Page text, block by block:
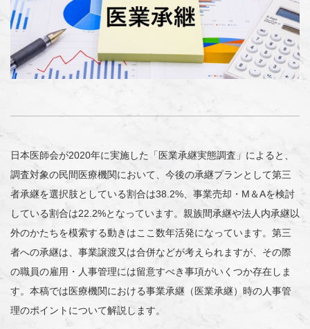
日本医師会が2020年に実施した「医業承継実態調査」によると、
調査対象の民間医療機関において、今後の承継プランとして第三
者承継を選択肢としている割合は38.2%、事業売却・M＆Aを検討
している割合は22.2%となっています。親族間承継や法人内承継以
外のかたちを模索する動きはここ数年活発になっています。第三
者への承継は、事業譲渡又は合併などが考えられますが、その際
の職員の雇用・人事管理には留意すべき事項がいくつか存在しま
す。本稿では医療機関における事業承継（医業承継）時の人事管
理のポイントについて解説します。